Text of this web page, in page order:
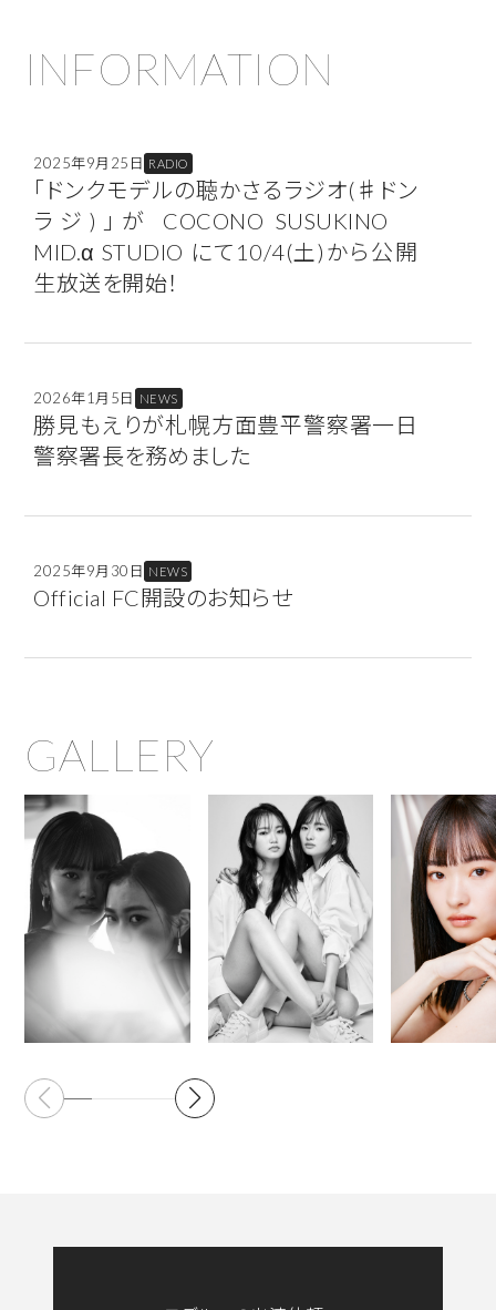
ステラドレス&ギフトブック
gigot
Lumier
■FASHION SHOW
FASHION CIRCUS HOKKAIDO
ACF ARTSTAGE
■BRAIDAL SHOW
ディスティーナブライダルステージ
GRANMANIE
■OTHER
札幌方面豊平警察署一日警察署長
INFORMATION
2025年9月25日 RADIO
「ドンクモデルの聴かさるラジオ(♯ドン
ラジ)」が COCONO SUSUKINO
MID.α STUDIO にて10/4(土)から公開
生放送を開始！
2026年1月5日 NEWS
勝見もえりが札幌方面豊平警察署一日
警察署長を務めました
2025年9月30日 NEWS
Official FC開設のお知らせ
GALLERY